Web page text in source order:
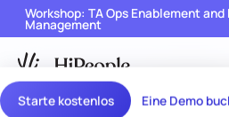
Starte kostenlos Eine Demo
Workshop: TA Ops Enablement
Management
Assessment Library